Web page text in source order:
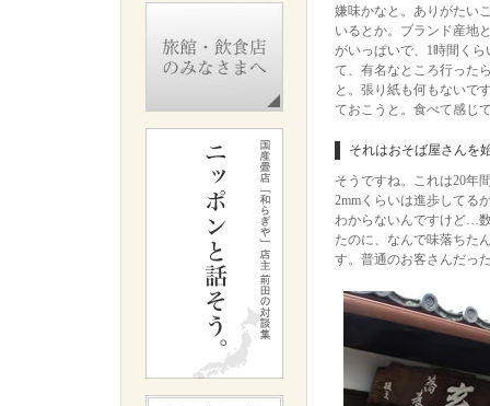
嫌味かなと。ありがたい
いるとか。ブランド産地
がいっぱいで、1時間く
て、有名なところ行った
と。張り紙も何もないで
ておこうと。食べて感じ
それはおそば屋さんを
そうですね。これは20年
2mmくらいは進歩してる
わからないんですけど…
たのに、なんで味落ちた
す。普通のお客さんだっ